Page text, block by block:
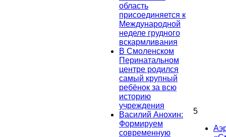
область
присоединяется к
Международной
неделе грудного
вскармливания
В Смоленском
Перинатальном
центре родился
самый крупный
ребёнок за всю
историю
учреждения
Василий Анохин:
Формируем
современную
5